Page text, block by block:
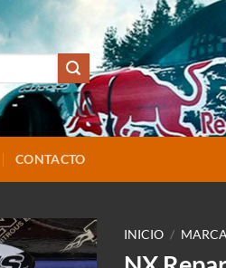
CONTACTO
INICIO /